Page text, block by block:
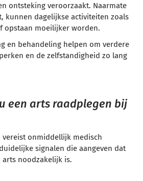
ontsteking veroorzaakt. Naarmate
kunnen dagelijkse activiteiten zoals
opstaan moeilijker worden.
en behandeling helpen om verdere
en de zelfstandigheid zo lang
een arts raadplegen bij
onmiddellijk medisch
signalen die aangeven dat
noodzakelijk is.